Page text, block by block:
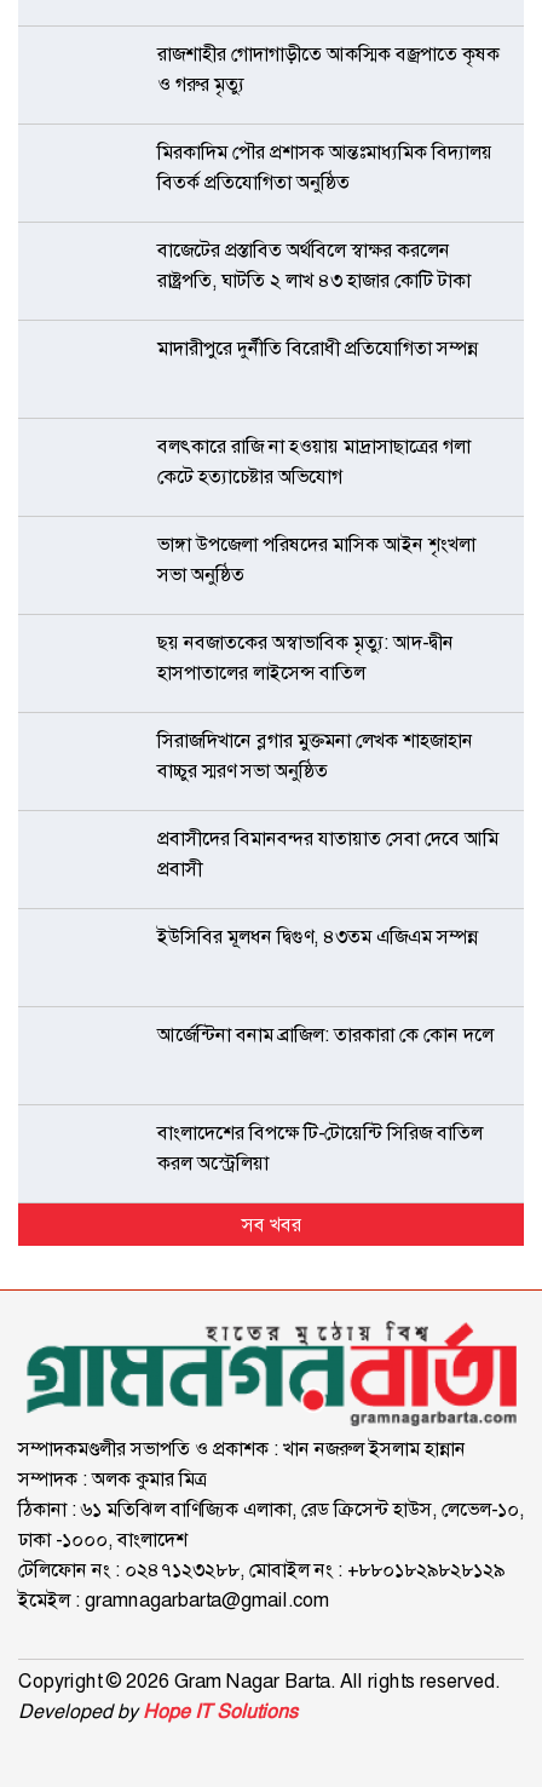
রাজশাহীর গোদাগাড়ীতে আকস্মিক বজ্রপাতে কৃষক
ও গরুর মৃত্যু
মিরকাদিম পৌর প্রশাসক আন্তঃমাধ্যমিক বিদ্যালয়
বিতর্ক প্রতিযোগিতা অনুষ্ঠিত
বাজেটের প্রস্তাবিত অর্থবিলে স্বাক্ষর করলেন
রাষ্ট্রপতি, ঘাটতি ২ লাখ ৪৩ হাজার কোটি টাকা
মাদারীপুরে দুর্নীতি বিরোধী প্রতিযোগিতা সম্পন্ন
বলৎকারে রাজি না হওয়ায় মাদ্রাসাছাত্রের গলা
কেটে হত্যাচেষ্টার অভিযোগ
ভাঙ্গা উপজেলা পরিষদের মাসিক আইন শৃংখলা
সভা অনুষ্ঠিত
ছয় নবজাতকের অস্বাভাবিক মৃত্যু: আদ-দ্বীন
হাসপাতালের লাইসেন্স বাতিল
সিরাজদিখানে ব্লগার মুক্তমনা লেখক শাহজাহান
বাচ্চুর স্মরণ সভা অনুষ্ঠিত
প্রবাসীদের বিমানবন্দর যাতায়াত সেবা দেবে আমি
প্রবাসী
ইউসিবির মূলধন দ্বিগুণ, ৪৩তম এজিএম সম্পন্ন
আর্জেন্টিনা বনাম ব্রাজিল: তারকারা কে কোন দলে
বাংলাদেশের বিপক্ষে টি-টোয়েন্টি সিরিজ বাতিল
করল অস্ট্রেলিয়া
সব খবর
সম্পাদকমণ্ডলীর সভাপতি ও প্রকাশক : খান নজরুল ইসলাম হান্নান
সম্পাদক : অলক কুমার মিত্র
ঠিকানা : ৬১ মতিঝিল বাণিজ্যিক এলাকা, রেড ক্রিসেন্ট হাউস, লেভেল-১০,
ঢাকা -১০০০, বাংলাদেশ
টেলিফোন নং : ০২৪৭১২৩২৮৮, মোবাইল নং : +৮৮০১৮২৯৮২৮১২৯
ইমেইল :gramnagarbarta@gmail.com
Copyright © 2026 Gram Nagar Barta. All rights reserved.
Developed byHope IT Solutions